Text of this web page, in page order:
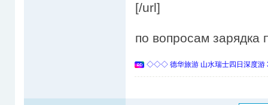
[/url]
по вопросам зарядка
◇◇◇ 德华旅游 山水瑞士四日深度